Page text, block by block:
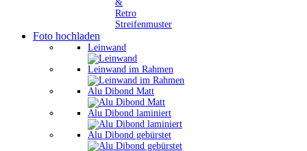
&
Retro
Streifenmuster
Foto hochladen
Leinwand
Leinwand im Rahmen
Alu Dibond Matt
Alu Dibond laminiert
Alu Dibond gebürstet